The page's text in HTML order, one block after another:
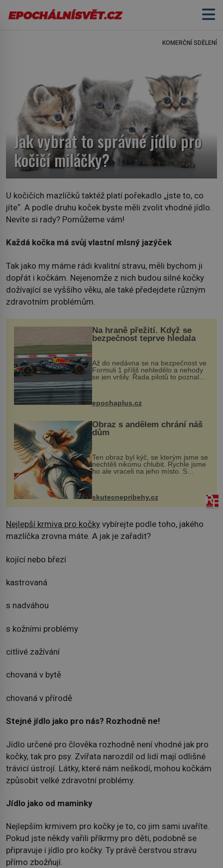
KOMERČNÍ SDĚLENÍ
Jak vybrat to správné jídlo pro
kočičí miláčky?
U kočičích mazlíčků taktéž platí pořekadlo „jste to, co
jíte“. A podle druhu koček byste měli zvolit vhodné jídlo.
Nevíte si rady? Pomůžeme vám!
Každá kočka má svůj vlastní mlsný jazýček
Tak jako my máme rádi kvalitní stravu, měli bychom ji
dopřát i kočkám. Nejenomže z nich budou silné kočky
dožívající se vyššího věku, ale také předejdete různým
zdravotním problémům.
Na hraně přežití. Když se
bezpečnost teprve hledala
Až do nedávna se na bezpečnost ve
Formuli 1 příliš nehledělo a nehody
se jen vršily. Řada pilotů to poznala
na vlastní kůži, často s trvalými
následky nebo bohužel i ztrátou
života. Dnes nepochopiteln...
epochaplus.cz
Obraz s andělem chrání náš
dům
Ten obraz byl kýč, se kterým jsme se
nechtěli nikomu chlubit. Rychle jsme
ho ale vraceli na jeho místo. S
manželem Vaškem jsme si pořídili
chaloupku, takový domek na severu
Čech, kde jsme si naplánova...
skutecnepribehy.cz
Nejlepší krmiva pro kočky vybírejte podle toho, jakého
mazlíčka zrovna máte. A jak je zařadit?
kojící nebo březí
kastrovaná
s nadváhou
s kožními problémy
citlivé zažívání
chovaná v bytě
chovaná v přírodě
Stejné jídlo jako pro nás? Rozhodně ne!
Jídlo určené pro člověka rozhodně není vhodné jak pro
kočky, tak pro psy. Zvířata narozdíl od lidí mají odlišné
trávicí ústrojí. Látky, které nám neškodí, mohou kočkám
způsobit velké zdravotní problémy.
Jídlo jako od maminky
Nejlepším krmivem pro kočky je to, co jim sami uvaříte.
Pokud jste někdy vařili příkrmy pro děti, podobně se
připravuje i jídlo pro kočky. Ty právě čerstvou stravu
přímo zbožňují.